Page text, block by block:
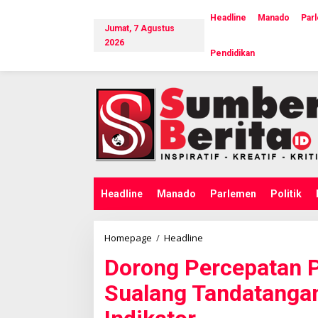
i
Jumat, 7 Agustus
2026
Headline Manado
Pendidikan
Headline Manado Parlemen Politik
Homepage / Headline
r
o
n
g
Dorong Percepatan
Sualang